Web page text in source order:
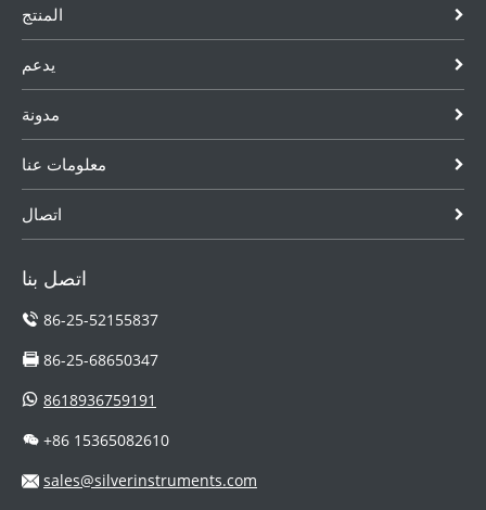
المنتج
يدعم
مدونة
معلومات عنا
اتصال
اتصل بنا
86-25-52155837
86-25-68650347
8618936759191
+86 15365082610
sales@silverinstruments.com